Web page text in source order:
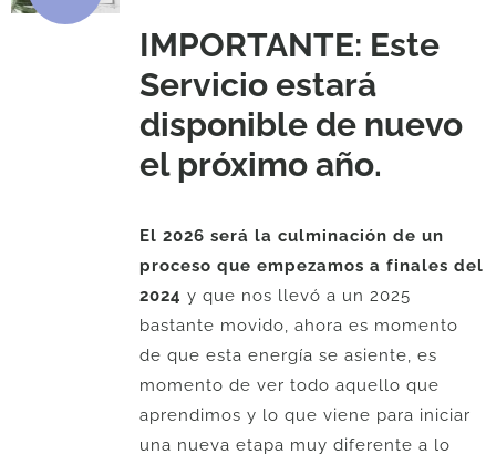
original
era:
32.
actual
es:
23.
IMPORTANTE: Este
Servicio estará
disponible de nuevo
el próximo año.
El 2026 será la culminación de un
proceso que empezamos a finales del
2024 y que nos llevó a un 2025
bastante movido, ahora es momento
de que esta energía se asiente, es
momento de ver todo aquello que
aprendimos y lo que viene para iniciar
una nueva etapa muy diferente a lo